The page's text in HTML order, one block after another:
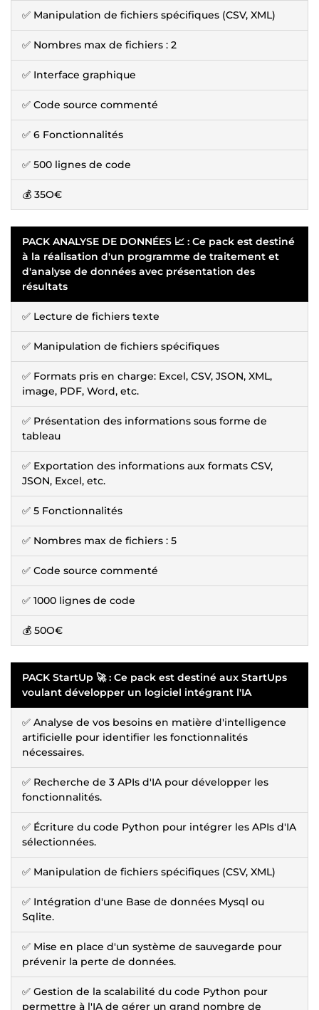
✅ Manipulation de fichiers spécifiques (CSV, XML)
✅ Nombres max de fichiers : 2
✅ Interface graphique
✅ Code source commenté
✅ 6 Fonctionnalités
✅ 500 lignes de code
💰 35O€
PACK ANALYSE DE DONNÉES 📈 : Ce pack est destiné
à la réalisation d'un programme de traitement et
d'analyse de données avec présentation des
résultats
✅ Lecture de fichiers texte
✅ Manipulation de fichiers spécifiques
✅ Formats pris en charge: Excel, CSV, JSON, XML,
image, PDF, Word, etc.
✅ Présentation des informations sous forme de
tableau
✅ Exportation des informations aux formats CSV,
JSON, Excel, etc.
✅ 5 Fonctionnalités
✅ Nombres max de fichiers : 5
✅ Code source commenté
✅ 1000 lignes de code
💰 50O€
PACK StartUp 🚀 : Ce pack est destiné aux StartUps
voulant développer un logiciel intégrant l'IA
✅ Analyse de vos besoins en matière d'intelligence
artificielle pour identifier les fonctionnalités
nécessaires.
✅ Recherche de 3 APIs d'IA pour développer les
fonctionnalités.
✅ Écriture du code Python pour intégrer les APIs d'IA
sélectionnées.
✅ Manipulation de fichiers spécifiques (CSV, XML)
✅ Intégration d'une Base de données Mysql ou
Sqlite.
✅ Mise en place d'un système de sauvegarde pour
prévenir la perte de données.
✅ Gestion de la scalabilité du code Python pour
permettre à l'IA de gérer un grand nombre de